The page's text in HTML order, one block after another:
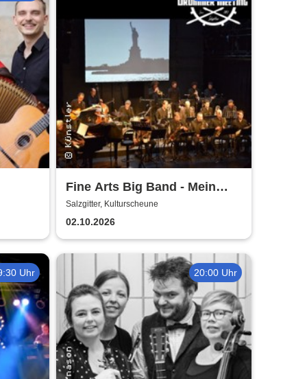
Fine Arts Big Band - Mein
amerikanischer Traum - True
Stories
Salzgitter, Kulturscheune
02.10.2026
Uhr 20:00 Uhr